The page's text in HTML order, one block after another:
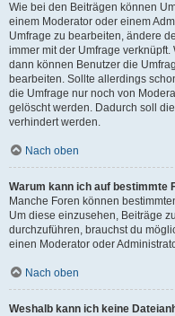
Wie bei den Beiträgen können
einem Moderator oder einem
Umfrage zu bearbeiten, ändere
immer mit der Umfrage
dann können Benutzer die
bearbeiten. Sollte allerdings
die Umfrage nur noch von
gelöscht werden. Dadurch soll
verhindert werden.
Nach oben
Warum kann ich auf bestimmte
Manche Foren können
Um diese einzusehen, Beiträge
durchzuführen, brauchst du
einen Moderator oder
Nach oben
Weshalb kann ich keine